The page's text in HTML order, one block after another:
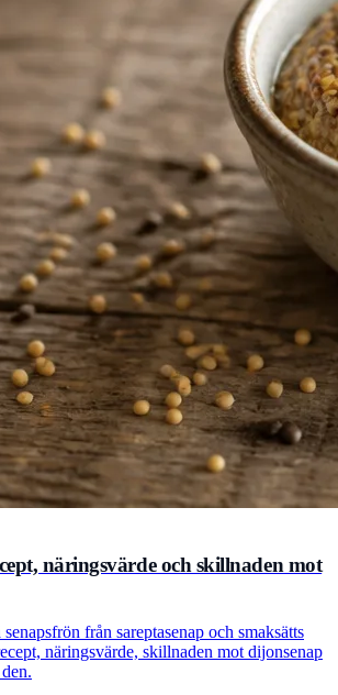
näringsvärde och skillnaden mot
från sareptasenap och smaksätts
näringsvärde, skillnaden mot dijonsenap